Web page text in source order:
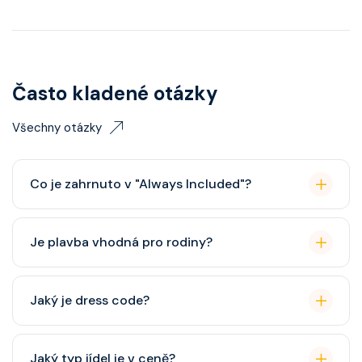
Často kladené otázky
Všechny otázky
Co je zahrnuto v "Always Included"?
balíček), základní Wi-Fi.
Je plavba vhodná pro rodiny?
cestovatele, ale děti jsou vítány. K dispozici je dětský
klub (od 3 let).
Jaký je dress code?
Jaký typ jídel je v ceně?